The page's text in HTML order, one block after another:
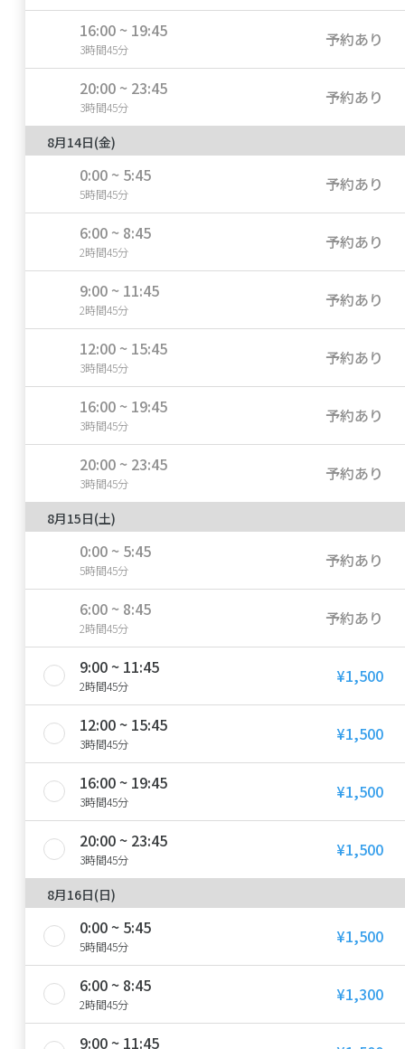
16:00 ~ 19:45
3時間45分 予約あり
20:00 ~ 23:45
3時間45分 予約あり
8月14日(金)
0:00 ~ 5:45
5時間45分 予約あり
6:00 ~ 8:45
2時間45分 予約あり
9:00 ~ 11:45
2時間45分 予約あり
12:00 ~ 15:45
3時間45分 予約あり
16:00 ~ 19:45
3時間45分 予約あり
20:00 ~ 23:45
3時間45分 予約あり
8月15日(土)
0:00 ~ 5:45
5時間45分 予約あり
6:00 ~ 8:45
2時間45分 予約あり
9:00 ~ 11:45
2時間45分 ¥1,500
12:00 ~ 15:45
3時間45分 ¥1,500
16:00 ~ 19:45
3時間45分 ¥1,500
20:00 ~ 23:45
3時間45分 ¥1,500
8月16日(日)
0:00 ~ 5:45
5時間45分 ¥1,500
6:00 ~ 8:45
2時間45分 ¥1,300
9:00 ~ 11:45